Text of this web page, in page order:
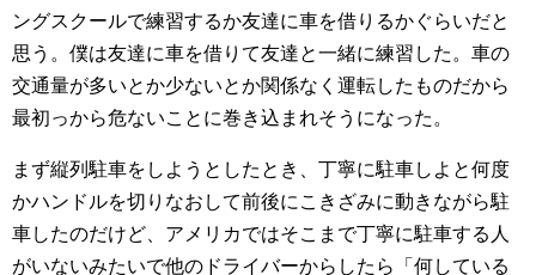
ングスクールで練習するか友達に車を借りるかぐらいだと
思う。僕は友達に車を借りて友達と一緒に練習した。車の
交通量が多いとか少ないとか関係なく運転したものだから
最初っから危ないことに巻き込まれそうになった。
まず縦列駐車をしようとしたとき、丁寧に駐車しよと何度
かハンドルを切りなおして前後にこきざみに動きながら駐
車したのだけど、アメリカではそこまで丁寧に駐車する人
がいないみたいで他のドライバーからしたら「何している